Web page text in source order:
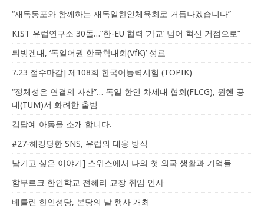
“재독동포와 함께하는 재독일한인체육회로 거듭나겠습니다”
KIST 유럽연구소 30돌…“한-EU 협력 ‘가교’ 넘어 혁신 거점으로”
튀빙겐대, ‘독일어권 한국학대회(VfK)’ 성료
7.23 접수마감] 제108회 한국어능력시험 (TOPIK)
“정체성은 연결의 자산”… 독일 한인 차세대 협회(FLCG), 뮌헨 공
대(TUM)서 화려한 출범
김담예 아동을 소개 합니다.
#27-해킹당한 SNS, 유럽의 대응 방식
남기고 싶은 이야기] 스위스에서 나의 첫 외국 생활과 기억들
함부르크 한인학교 전혜리 교장 취임 인사
베를린 한인성당, 본당의 날 행사 개최